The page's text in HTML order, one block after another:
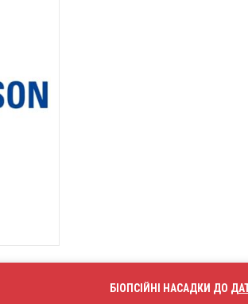
БІОПСІЙНІ НАСАДКИ ДО